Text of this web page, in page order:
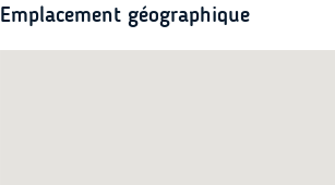
Emplacement géographique